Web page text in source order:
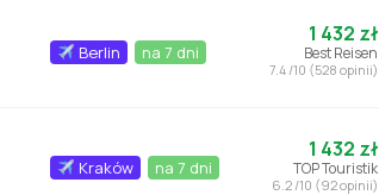
Berlin na 7 dni
1 432 zł
Best Reisen
7.4 /10 (528 opinii)
Kraków na 7 dni
1 432 zł
TOP Touristik
6.2 /10 (92 opinii)